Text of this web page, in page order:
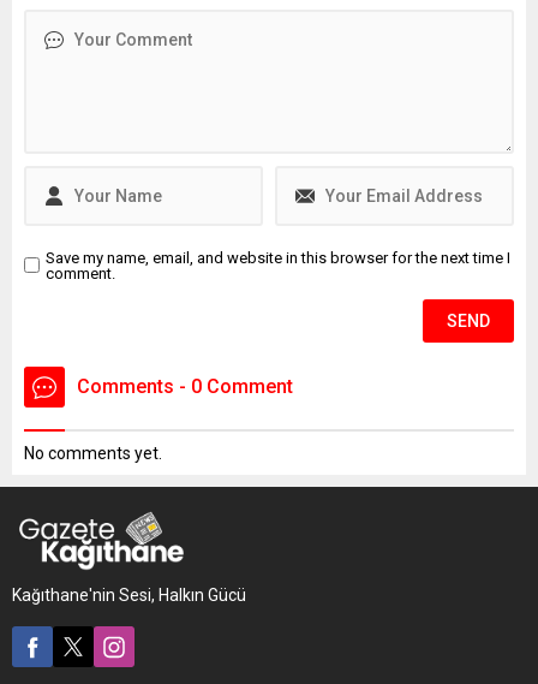
intiharımı erteledim" yazılı
Save my name, email, and website in this browser for the next time I
comment.
Comments - 0 Comment
No comments yet.
Kağıthane'nin Sesi, Halkın Gücü